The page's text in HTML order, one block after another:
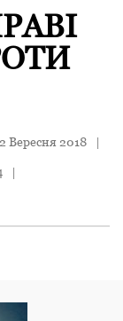
Вересня 2018 |
|